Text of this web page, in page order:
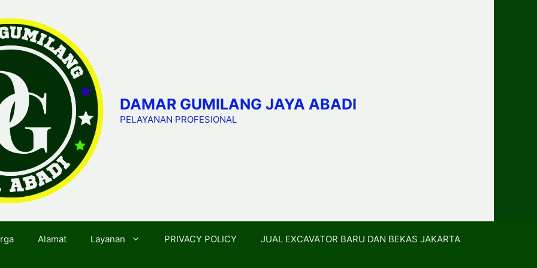
DAMAR GUMILANG JAYA ABADI
PELAYANAN PROFESIONAL
Alamat Layanan PRIVACY POLICY JUAL EXCAVATOR BARU DAN BEKAS JAKARTA